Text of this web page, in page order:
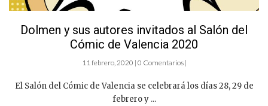
Dolmen y sus autores invitados al Salón del
Cómic de Valencia 2020
11 febrero, 2020 | 0 Comentarios |
El Salón del Cómic de Valencia se celebrará los días 28, 29 de
febrero y ...